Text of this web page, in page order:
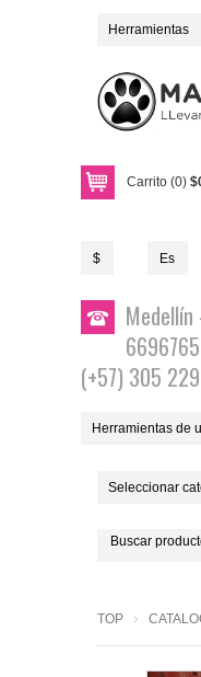
Herramientas
Carrito (0)
$ Es
Medellín
(+57) 305
Herramientas de
Seleccionar
TOP